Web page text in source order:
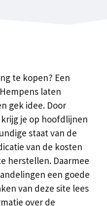
te kopen? Een
laten
gek idee. Door
je op hoofdlijnen
staat van de
van de kosten
herstellen. Daarmee
een goede
van deze site lees
over de